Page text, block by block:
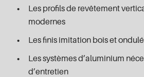
Les profils de revêtement
modernes
Les finis imitation bois et
Les systèmes d’aluminium
d’entretien